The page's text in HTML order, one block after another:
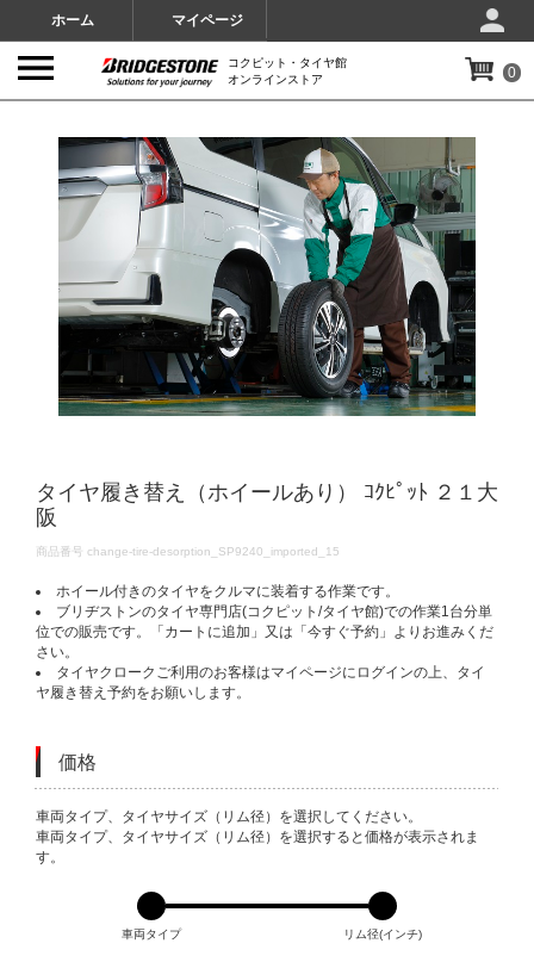
ホーム マイページ
コクピット・タイヤ館
オンラインストア
0
タイヤ履き替え（ホイールあり） ｺｸﾋﾟｯﾄ ２１大
阪
DETAILS
商品番号 change-tire-desorption_SP9240_imported_15
ホイール付きのタイヤをクルマに装着する作業です。
ブリヂストンのタイヤ専門店(コクピット/タイヤ館)での作業1台分単
位での販売です。「カートに追加」又は「今すぐ予約」よりお進みくだ
さい。
タイヤクロークご利用のお客様はマイページにログインの上、タイ
ヤ履き替え予約をお願いします。
価格
VARIATIONS
車両タイプ、タイヤサイズ（リム径）を選択してください。
車両タイプ、タイヤサイズ（リム径）を選択すると価格が表示されま
す。
車両タイプ リム径(インチ)